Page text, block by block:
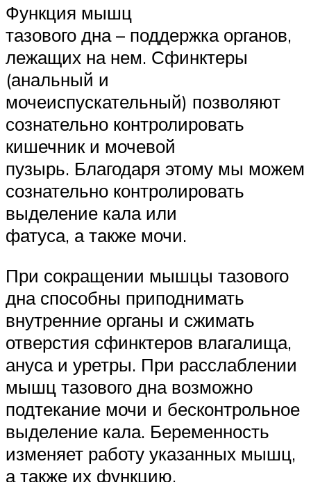
Функция мышц
тазового дна – поддержка органов,
лежащих на нем. Сфинктеры
(анальный и
мочеиспускательный) позволяют
сознательно контролировать
кишечник и мочевой
пузырь. Благодаря этому мы можем
сознательно контролировать
выделение кала или
фатуса, а также мочи.
При сокращении мышцы тазового
дна способны приподнимать
внутренние органы и сжимать
отверстия сфинктеров влагалища,
ануса и уретры. При расслаблении
мышц тазового дна возможно
подтекание мочи и бесконтрольное
выделение кала. Беременность
изменяет работу указанных мышц,
а также их функцию.